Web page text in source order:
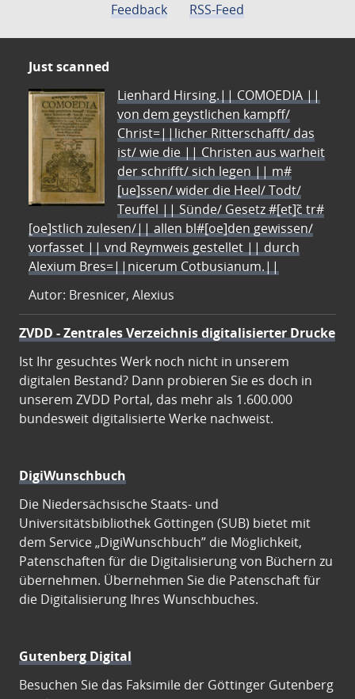
Feedback
RSS-Feed
Just scanned
Lienhard Hirsing.|| COMOEDIA ||
von dem geystlichen kampff/
Christ=||licher Ritterschafft/ das
ist/ wie die || Christen aus warheit
der schrifft/ sich legen || m#
[ue]ssen/ wider die Heel/ Todt/
Teuffel || Sünde/ Gesetz #[et]c̃ tr#
[oe]stlich zulesen/|| allen bl#[oe]den gewissen/
vorfasset || vnd Reymweis gestellet || durch
Alexium Bres=||nicerum Cotbusianum.||
Autor: Bresnicer, Alexius
ZVDD - Zentrales Verzeichnis digitalisierter Drucke
Ist Ihr gesuchtes Werk noch nicht in unserem
digitalen Bestand? Dann probieren Sie es doch in
unserem ZVDD Portal, das mehr als 1.600.000
bundesweit digitalisierte Werke nachweist.
DigiWunschbuch
Die Niedersächsische Staats- und
Universitätsbibliothek Göttingen (SUB) bietet mit
dem Service „DigiWunschbuch” die Möglichkeit,
Patenschaften für die Digitalisierung von Büchern zu
übernehmen. Übernehmen Sie die Patenschaft für
die Digitalisierung Ihres Wunschbuches.
Gutenberg Digital
Besuchen Sie das Faksimile der Göttinger Gutenberg